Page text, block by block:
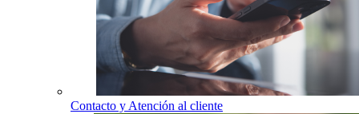
Contacto y Atención al cliente